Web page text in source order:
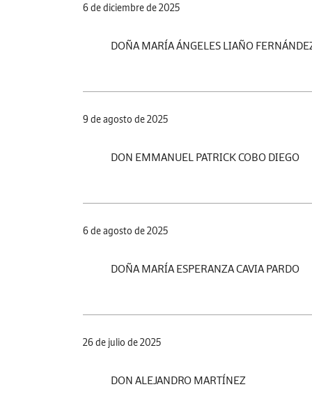
6 de diciembre de 2025
DOÑA MARÍA ÁNGELES LIAÑO
9 de agosto de 2025
DON EMMANUEL PATRICK COBO DIEGO
6 de agosto de 2025
DOÑA MARÍA ESPERANZA CAVIA PARDO
26 de julio de 2025
DON ALEJANDRO MARTÍNEZ